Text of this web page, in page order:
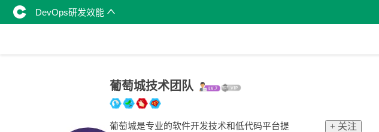
DevOps研发效能
葡萄城技术团队
葡萄城是专业的软件开发技术和低代码平台提
+ 关注